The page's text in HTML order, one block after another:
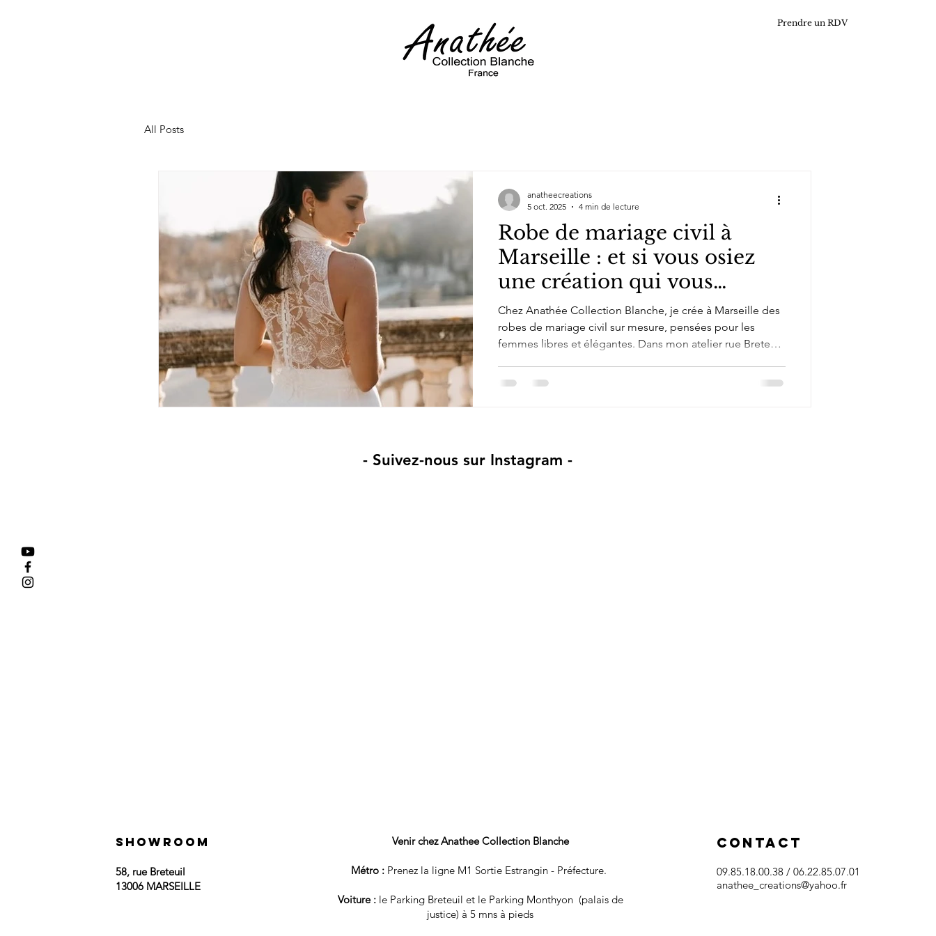
Prendre un RDV
All Posts
Robe de mariage civil à
Marseille : et si vous osiez
une création qui vous
ressemble ?
Chez Anathée Collection Blanche, je crée à Marseille des
robes de mariage civil sur mesure, pensées pour les
femmes libres et élégantes. Dans mon atelier rue Breteuil,
vivante. Dentelles fines, soies naturelles, lignes modernes
anatheecreations
5 oct. 2025
4 min de lecture
- Suivez-nous sur Instagram -
SHOWROOM
58, rue Breteuil
13006 MARSEILLE
Venir chez Anathee Collection Blanche
Métro : Prenez la ligne M1 Sortie Estrangin - Préfecture.
Voiture : le Parking Breteuil et le Parking Monthyon (palais de
justice) à 5 mns à pieds
CONTACT
09.85.18.00.38 / 06.22.85.07.01
anathee_creations@yahoo.fr